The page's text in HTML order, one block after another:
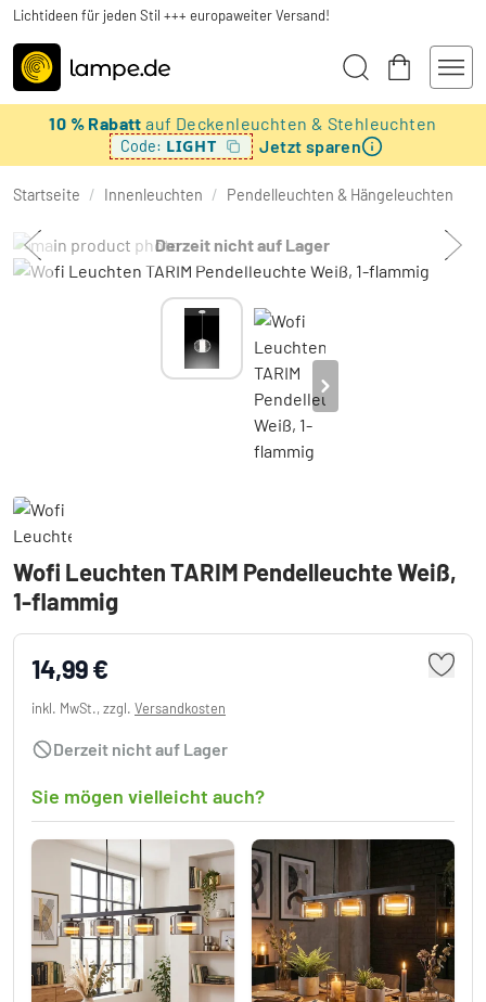
Lichtideen für jeden Stil +++ europaweiter Versand!
10 % Rabattauf Deckenleuchten & Stehleuchten
Code: LIGHT Jetzt sparen
Startseite / Innenleuchten / Pendelleuchten & Hängeleuchten
Derzeit nicht auf Lager
Wofi Leuchten TARIM Pendelleuchte Weiß,
1-flammig
14,99 €
inkl. MwSt., zzgl. Versandkosten
Derzeit nicht auf Lager
Sie mögen vielleicht auch?